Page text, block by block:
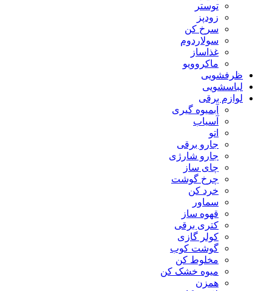
توستر
زودپز
سرخ کن
سولاردوم
غذاساز
ماکروویو
ظرفشویی
لباسشویی
لوازم برقی
آبمیوه گیری
آسیاب
اتو
جارو برقی
جارو شارژی
چای ساز
چرخ گوشت
خرد کن
سماور
قهوه ساز
کتری برقی
کولر گازی
گوشت کوب
مخلوط کن
میوه خشک کن
همزن